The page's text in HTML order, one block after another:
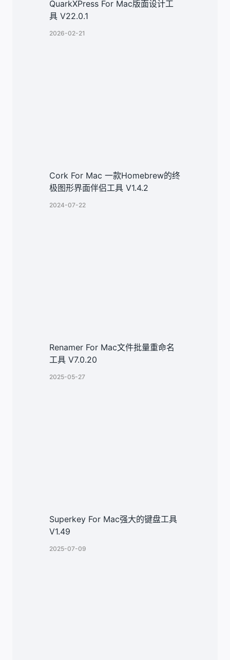
QuarkXPress For Mac版面设计工
具 V22.0.1
2026-02-21
Cork For Mac 一款Homebrew的终
极图形界面伴侣工具 V1.4.2
2024-07-22
Renamer For Mac文件批量重命名
工具 V7.0.20
2025-05-27
Superkey For Mac强大的键盘工具
V1.49
2025-07-09